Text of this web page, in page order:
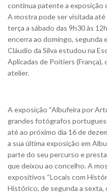
continua patente a exposição
A mostra pode ser visitada
terça a sábado das 9h30 às
encerra ao domingo, segunda
Cláudio da Silva estudou na
Aplicadas de Poitiers
atelier.
A exposição “Albufeira por
grandes fotógrafos
até ao próximo dia 16 de
a sua última exposição em
parte do seu percurso e
que deixou ao concelho. A
expositivos “Locais com
Histórico, de segunda a sexta,